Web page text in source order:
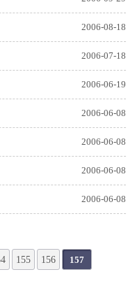
2006-08-18
2006-07-18
2006-06-19
2006-06-08
2006-06-08
2006-06-08
2006-06-08
155 156 157